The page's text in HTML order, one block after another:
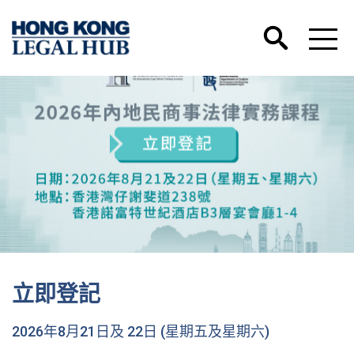
立即登記
2026年8月21日及 22日 (星期五及星期六)